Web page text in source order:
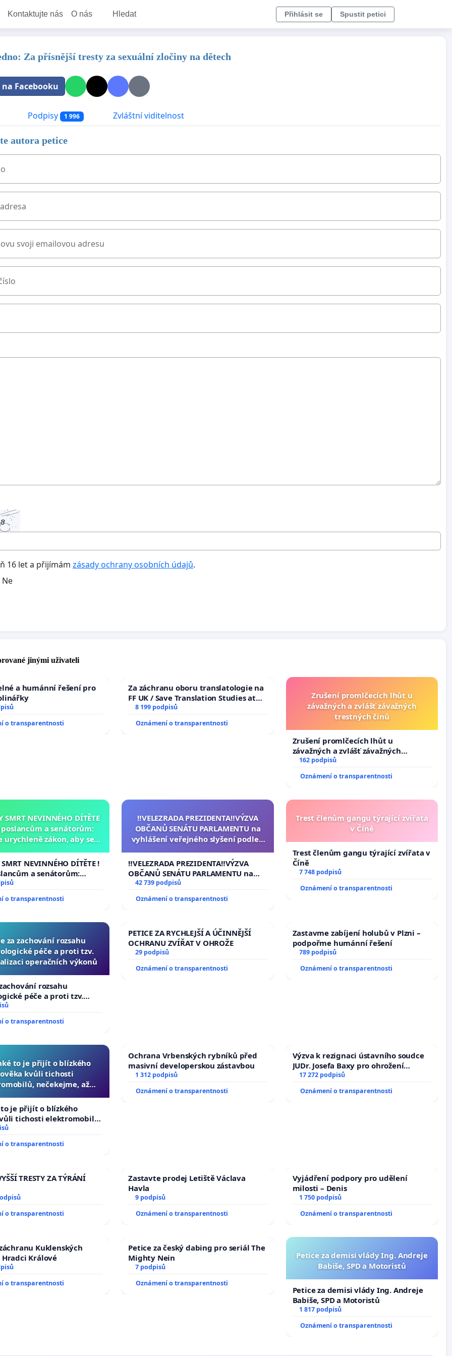
Kontaktujte nás O nás Hledat Přihlásit se Spustit petici
Za přísnější tresty za sexuální zločiny na dětech
Facebooku
Podpisy 1 996 Zvláštní viditelnost
autora petice
svoji emailovou adresu
16 let a přijímám zásady ochrany osobních údajů.
Ne
jinými uživateli
a humánní řešení pro
o transparentnosti
Za záchranu oboru translatologie na
FF UK / Save Translation Studies at
the Faculty of Arts, Charles
8 199 podpisů
Oznámení o transparentnosti
Zrušení promlčecích lhůt u
závažných a zvlášť závažných
trestných činů
Zrušení promlčecích lhůt u
závažných a zvlášť závažných
trestných činů
162 podpisů
Oznámení o transparentnosti
SMRT NEVINNÉHO DÍTĚTE
poslancům a senátorům:
urychleně zákon, aby se
opakovat!
NEVINNÉHO DÍTĚTE !
a senátorům:
zákon, aby se
o transparentnosti
‼️VELEZRADA PREZIDENTA‼️VÝZVA
OBČANŮ SENÁTU PARLAMENTU na
vyhlášení veřejného slyšení podle §
návrhu na přijetí usnesení k podání
ústavní žaloby na prezidenta
republiky
‼️VELEZRADA PREZIDENTA‼️VÝZVA
OBČANŮ SENÁTU PARLAMENTU na
vyhlášení veřejného slyšení podle §
na přijetí usnesení k podání ústavní
42 739 podpisů
Oznámení o transparentnosti
Trest členům gangu týrající zvířata
v Číně
Trest členům gangu týrající zvířata v
Číně
7 748 podpisů
Oznámení o transparentnosti
za zachování rozsahu
péče a proti tzv.
operačních výkonů
rozsahu
péče a proti tzv.
operačních výkonů
o transparentnosti
PETICE ZA RYCHLEJŠÍ A ÚČINNĚJŠÍ
OCHRANU ZVÍŘAT V OHROŽE
29 podpisů
Oznámení o transparentnosti
Zastavme zabíjení holubů v Plzni –
podpořme humánní řešení
789 podpisů
Oznámení o transparentnosti
to je přijít o blízkého
kvůli tichosti
nečekejme, až
auta!
je přijít o blízkého
tichosti elektromobilů,
až přibydou další,
o transparentnosti
Ochrana Vrbenských rybníků před
masivní developerskou zástavbou
1 312 podpisů
Oznámení o transparentnosti
Výzva k rezignaci ústavního soudce
JUDr. Josefa Baxy pro ohrožení
důvěry ve spravedlivý proces
17 272 podpisů
Oznámení o transparentnosti
TRESTY ZA TÝRÁNÍ
o transparentnosti
Zastavte prodej Letiště Václava
Havla
9 podpisů
Oznámení o transparentnosti
Vyjádření podpory pro udělení
milosti – Denis
1 750 podpisů
Oznámení o transparentnosti
Kuklenských
Králové
o transparentnosti
Petice za český dabing pro seriál The
Mighty Nein
7 podpisů
Oznámení o transparentnosti
Petice za demisi vlády Ing. Andreje
Babiše, SPD a Motoristů
Petice za demisi vlády Ing. Andreje
Babiše, SPD a Motoristů
1 817 podpisů
Oznámení o transparentnosti